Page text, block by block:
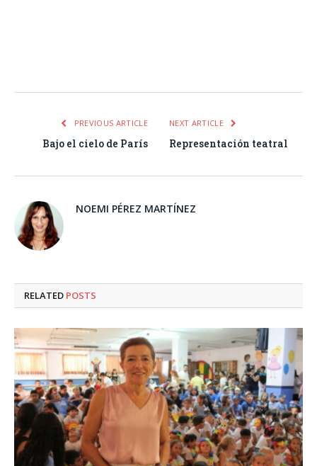
PREVIOUS ARTICLE
Bajo el cielo de París
NEXT ARTICLE
Representación teatral
NOEMI PÉREZ MARTÍNEZ
RELATED POSTS